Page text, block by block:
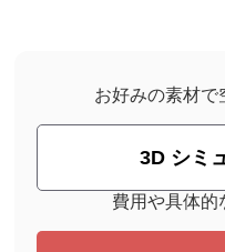
お好みの素材で
3D シミ
費用や具体的